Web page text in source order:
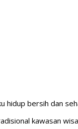
hidup bersih dan
kawasan